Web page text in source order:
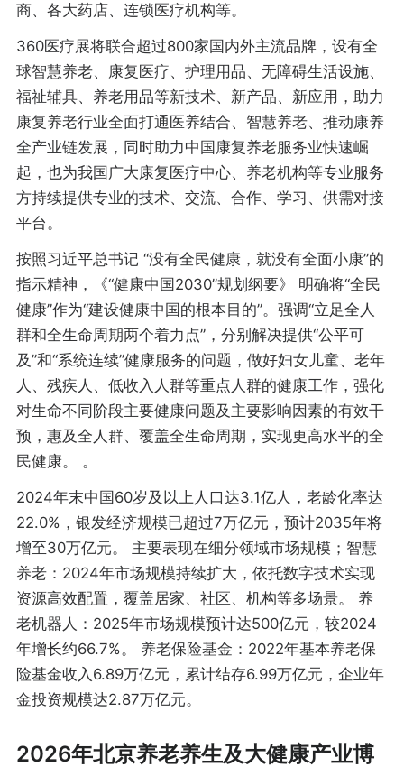
商、各大药店、连锁医疗机构等。
360医疗展将联合超过800家国内外主流品牌，设有全
球智慧养老、康复医疗、护理用品、无障碍生活设施、
福祉辅具、养老用品等新技术、新产品、新应用，助力
康复养老行业全面打通医养结合、智慧养老、推动康养
全产业链发展，同时助力中国康复养老服务业快速崛
起，也为我国广大康复医疗中心、养老机构等专业服务
方持续提供专业的技术、交流、合作、学习、供需对接
平台。
按照习近平总书记 “没有全民健康，就没有全面小康”的
指示精神，《“健康中国2030”规划纲要》 明确将“全民
健康”作为“建设健康中国的根本目的”。强调“立足全人
群和全生命周期两个着力点”，分别解决提供“公平可
及”和“系统连续”健康服务的问题，做好妇女儿童、老年
人、残疾人、低收入人群等重点人群的健康工作，强化
对生命不同阶段主要健康问题及主要影响因素的有效干
预，惠及全人群、覆盖全生命周期，实现更高水平的全
民健康。 。
2024年末中国60岁及以上人口达3.1亿人，老龄化率达
22.0%，银发经济规模已超过7万亿元，预计2035年将
增至30万亿元。 ‌主要表现在细分领域市场规模；智慧
养老‌：2024年市场规模持续扩大，依托数字技术实现
资源高效配置，覆盖居家、社区、机构等多场景。 ‌养
老机器人‌：2025年市场规模预计达500亿元，较2024
年增长约66.7%。 ‌养老保险基金‌：2022年基本养老保
险基金收入6.89万亿元，累计结存6.99万亿元，企业年
金投资规模达2.87万亿元。
2026年北京养老养生及大健康产业博